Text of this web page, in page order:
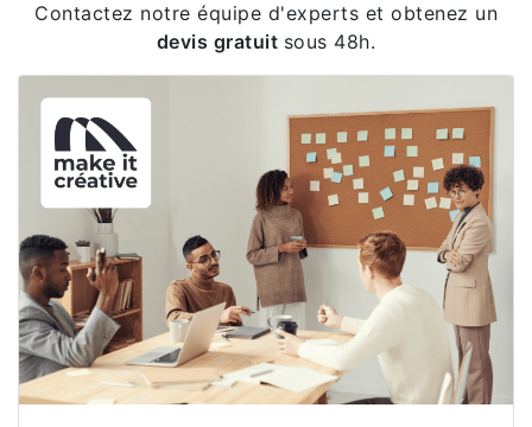
Contactez notre équipe d'experts et obtenez un
devis gratuit sous 48h.